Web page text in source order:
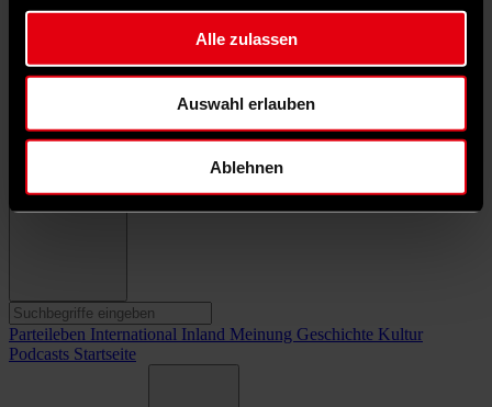
Alle zulassen
Auswahl erlauben
Ablehnen
Parteileben International Inland Meinung Geschichte Kultur
Podcasts Startseite